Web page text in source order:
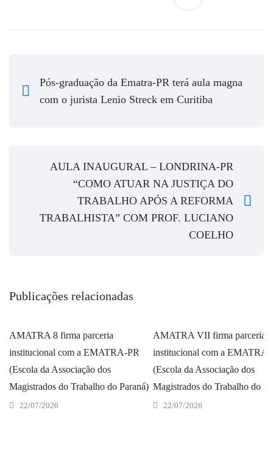
Pós-graduação da Ematra-PR terá aula magna
com o jurista Lenio Streck em Curitiba
AULA INAUGURAL – LONDRINA-PR
“COMO ATUAR NA JUSTIÇA DO
TRABALHO APÓS A REFORMA
TRABALHISTA” COM PROF. LUCIANO
COELHO
Publicações relacionadas
AMATRA 8 firma parceria
institucional com a EMATRA-PR
(Escola da Associação dos
Magistrados do Trabalho do Paraná)
22/07/2026
AMATRA VII firma parceria
institucional com a EMATRA-
(Escola da Associação dos
Magistrados do Trabalho do
22/07/2026